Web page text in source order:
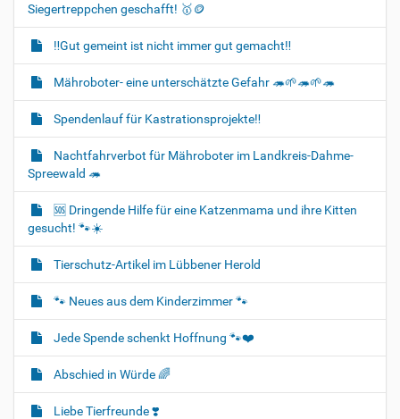
Siegertreppchen geschafft! 🥇🪙
‼️Gut gemeint ist nicht immer gut gemacht‼️
Mähroboter- eine unterschätzte Gefahr 🦔🌱🦔🌱🦔
Spendenlauf für Kastrationsprojekte‼️
Nachtfahrverbot für Mähroboter im Landkreis-Dahme-
Spreewald 🦔
🆘️ Dringende Hilfe für eine Katzenmama und ihre Kitten
gesucht! 🐾☀️
Tierschutz-Artikel im Lübbener Herold
🐾 Neues aus dem Kinderzimmer 🐾
Jede Spende schenkt Hoffnung 🐾❤️
Abschied in Würde 🌈
Liebe Tierfreunde ❣️